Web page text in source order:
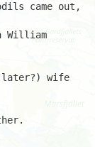
came out,
William
wife